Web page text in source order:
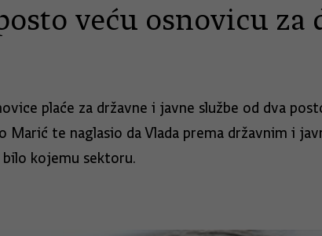
veću osnovicu za
plaće za državne i javne službe od dva
te naglasio da Vlada prema državnim i
kojemu sektoru.